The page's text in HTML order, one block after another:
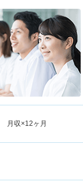
月収×12ヶ月